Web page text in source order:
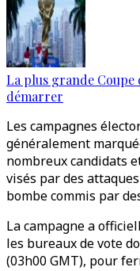
La plus grande Coupe
démarrer
Les campagnes
généralement
nombreux candidats
visés par des
bombe commis par
La campagne a
les bureaux de vote
(03h00 GMT), pour